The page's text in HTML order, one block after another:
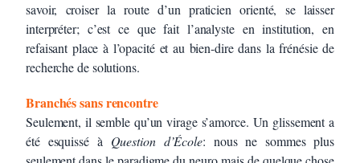
savoir, croiser la route d’un praticien orienté, se laisser
interpréter; c’est ce que fait l’analyste en institution, en
refaisant place à l’opacité et au bien-dire dans la frénésie de
recherche de solutions.
Branchés sans rencontre
Seulement, il semble qu’un virage s’amorce. Un glissement a
été esquissé à Question d’École: nous ne sommes plus